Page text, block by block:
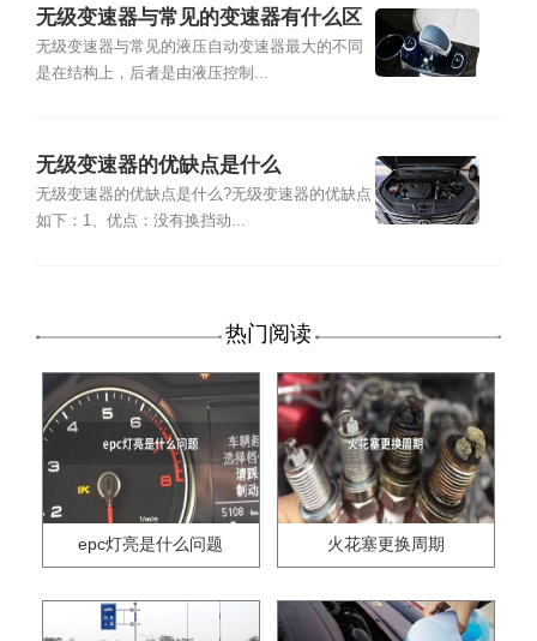
无级变速器与常见的变速器有什么区
别
无级变速器与常见的液压自动变速器最大的不同
是在结构上，后者是由液压控制...
无级变速器的优缺点是什么
无级变速器的优缺点是什么?无级变速器的优缺点
如下：1、优点：没有换挡动...
热门阅读
epc灯亮是什么问题 火花塞更换周期